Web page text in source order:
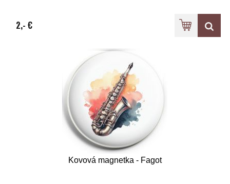
2,- €
Kovová magnetka - Fagot